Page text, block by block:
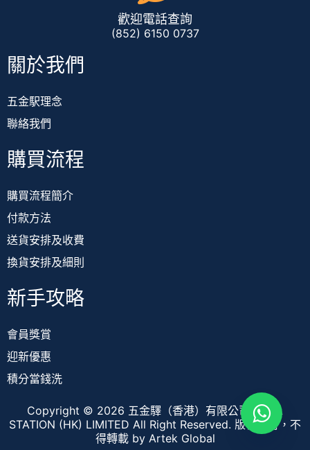
歡迎電話查詢
(852) 6150 0737
關於我們
五金駅理念
聯絡我們
購買流程
購買流程簡介
付款方法
送貨安排及收費
換貨安排及細則
新手攻略
會員獎賞
迎新優惠
積分當錢洗
Copyright © 2026 五金驛（香港）有限公司 TOOL
STATION (HK) LIMITED All Right Reserved. 版權所有，不
得轉載 by Artek Global